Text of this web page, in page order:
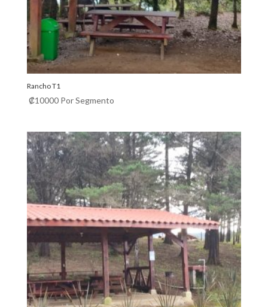
Rancho T1
₡10000Por Segmento